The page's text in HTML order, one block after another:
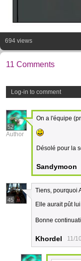
694 views
11 Comments
Log-in to comment
52
Author
On a l'équipe
Désolé pour la
Sandymoon
45
Tiens, pourquoi
Elle aurait pût
Bonne
Khordel 11/